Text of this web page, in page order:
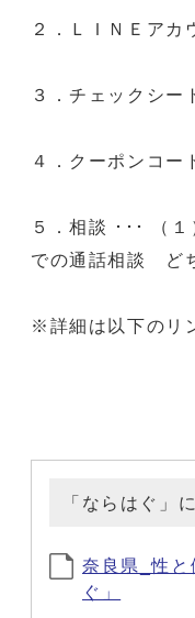
２．ＬＩＮＥアカ
３．チェックシー
４．クーポンコー
５．相談 ･･･ （
での通話相談 ど
※詳細は以下のリ
「ならはぐ」
奈良県_性と
ぐ」